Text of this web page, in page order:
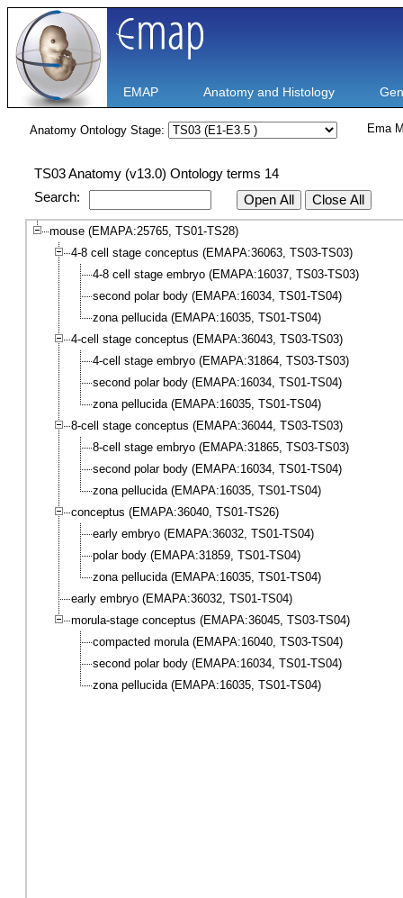
EMAP Anatomy and Histology
Anatomy Ontology Stage: Ema
TS03 Anatomy (v13.0) Ontology terms 14
Search:
Open All Close All
mouse (EMAPA:25765, TS01-TS28)
4-8 cell stage conceptus (EMAPA:36063, TS03-TS03)
4-8 cell stage embryo (EMAPA:16037, TS03-TS03)
second polar body (EMAPA:16034, TS01-TS04)
zona pellucida (EMAPA:16035, TS01-TS04)
4-cell stage conceptus (EMAPA:36043, TS03-TS03)
4-cell stage embryo (EMAPA:31864, TS03-TS03)
second polar body (EMAPA:16034, TS01-TS04)
zona pellucida (EMAPA:16035, TS01-TS04)
8-cell stage conceptus (EMAPA:36044, TS03-TS03)
8-cell stage embryo (EMAPA:31865, TS03-TS03)
second polar body (EMAPA:16034, TS01-TS04)
zona pellucida (EMAPA:16035, TS01-TS04)
conceptus (EMAPA:36040, TS01-TS26)
early embryo (EMAPA:36032, TS01-TS04)
polar body (EMAPA:31859, TS01-TS04)
zona pellucida (EMAPA:16035, TS01-TS04)
early embryo (EMAPA:36032, TS01-TS04)
morula-stage conceptus (EMAPA:36045, TS03-TS04)
compacted morula (EMAPA:16040, TS03-TS04)
second polar body (EMAPA:16034, TS01-TS04)
zona pellucida (EMAPA:16035, TS01-TS04)